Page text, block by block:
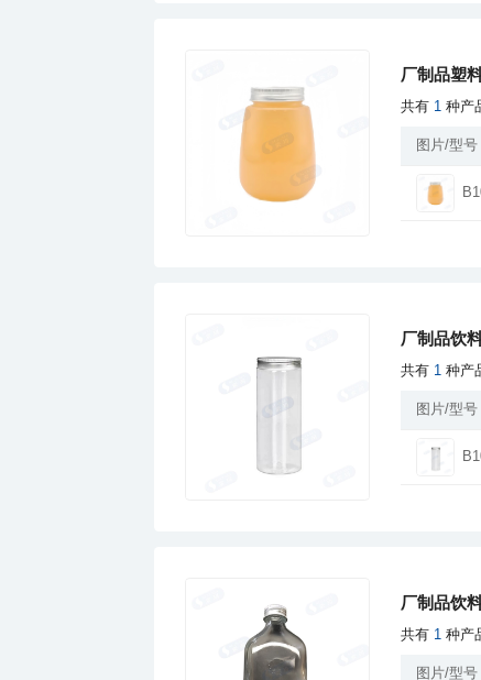
厂制品塑
共有 1 种产
图片/型号
厂制品饮
共有 1 种产
图片/型号
厂制品饮
共有 1 种产
图片/型号